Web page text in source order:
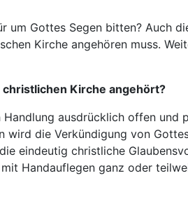
Gottes Segen bitten? Auch
Kirche angehören muss.
Kirche angehört?
ausdrücklich offen und
wird die Verkündigung von
eindeutig christliche
Handauflegen ganz oder